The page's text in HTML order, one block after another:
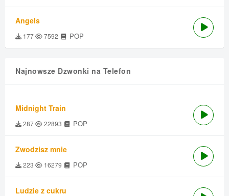
Angels
177 7592 POP
Najnowsze Dzwonki na Telefon
Midnight Train
287 22893 POP
Zwodzisz mnie
223 16279 POP
Ludzie z cukru